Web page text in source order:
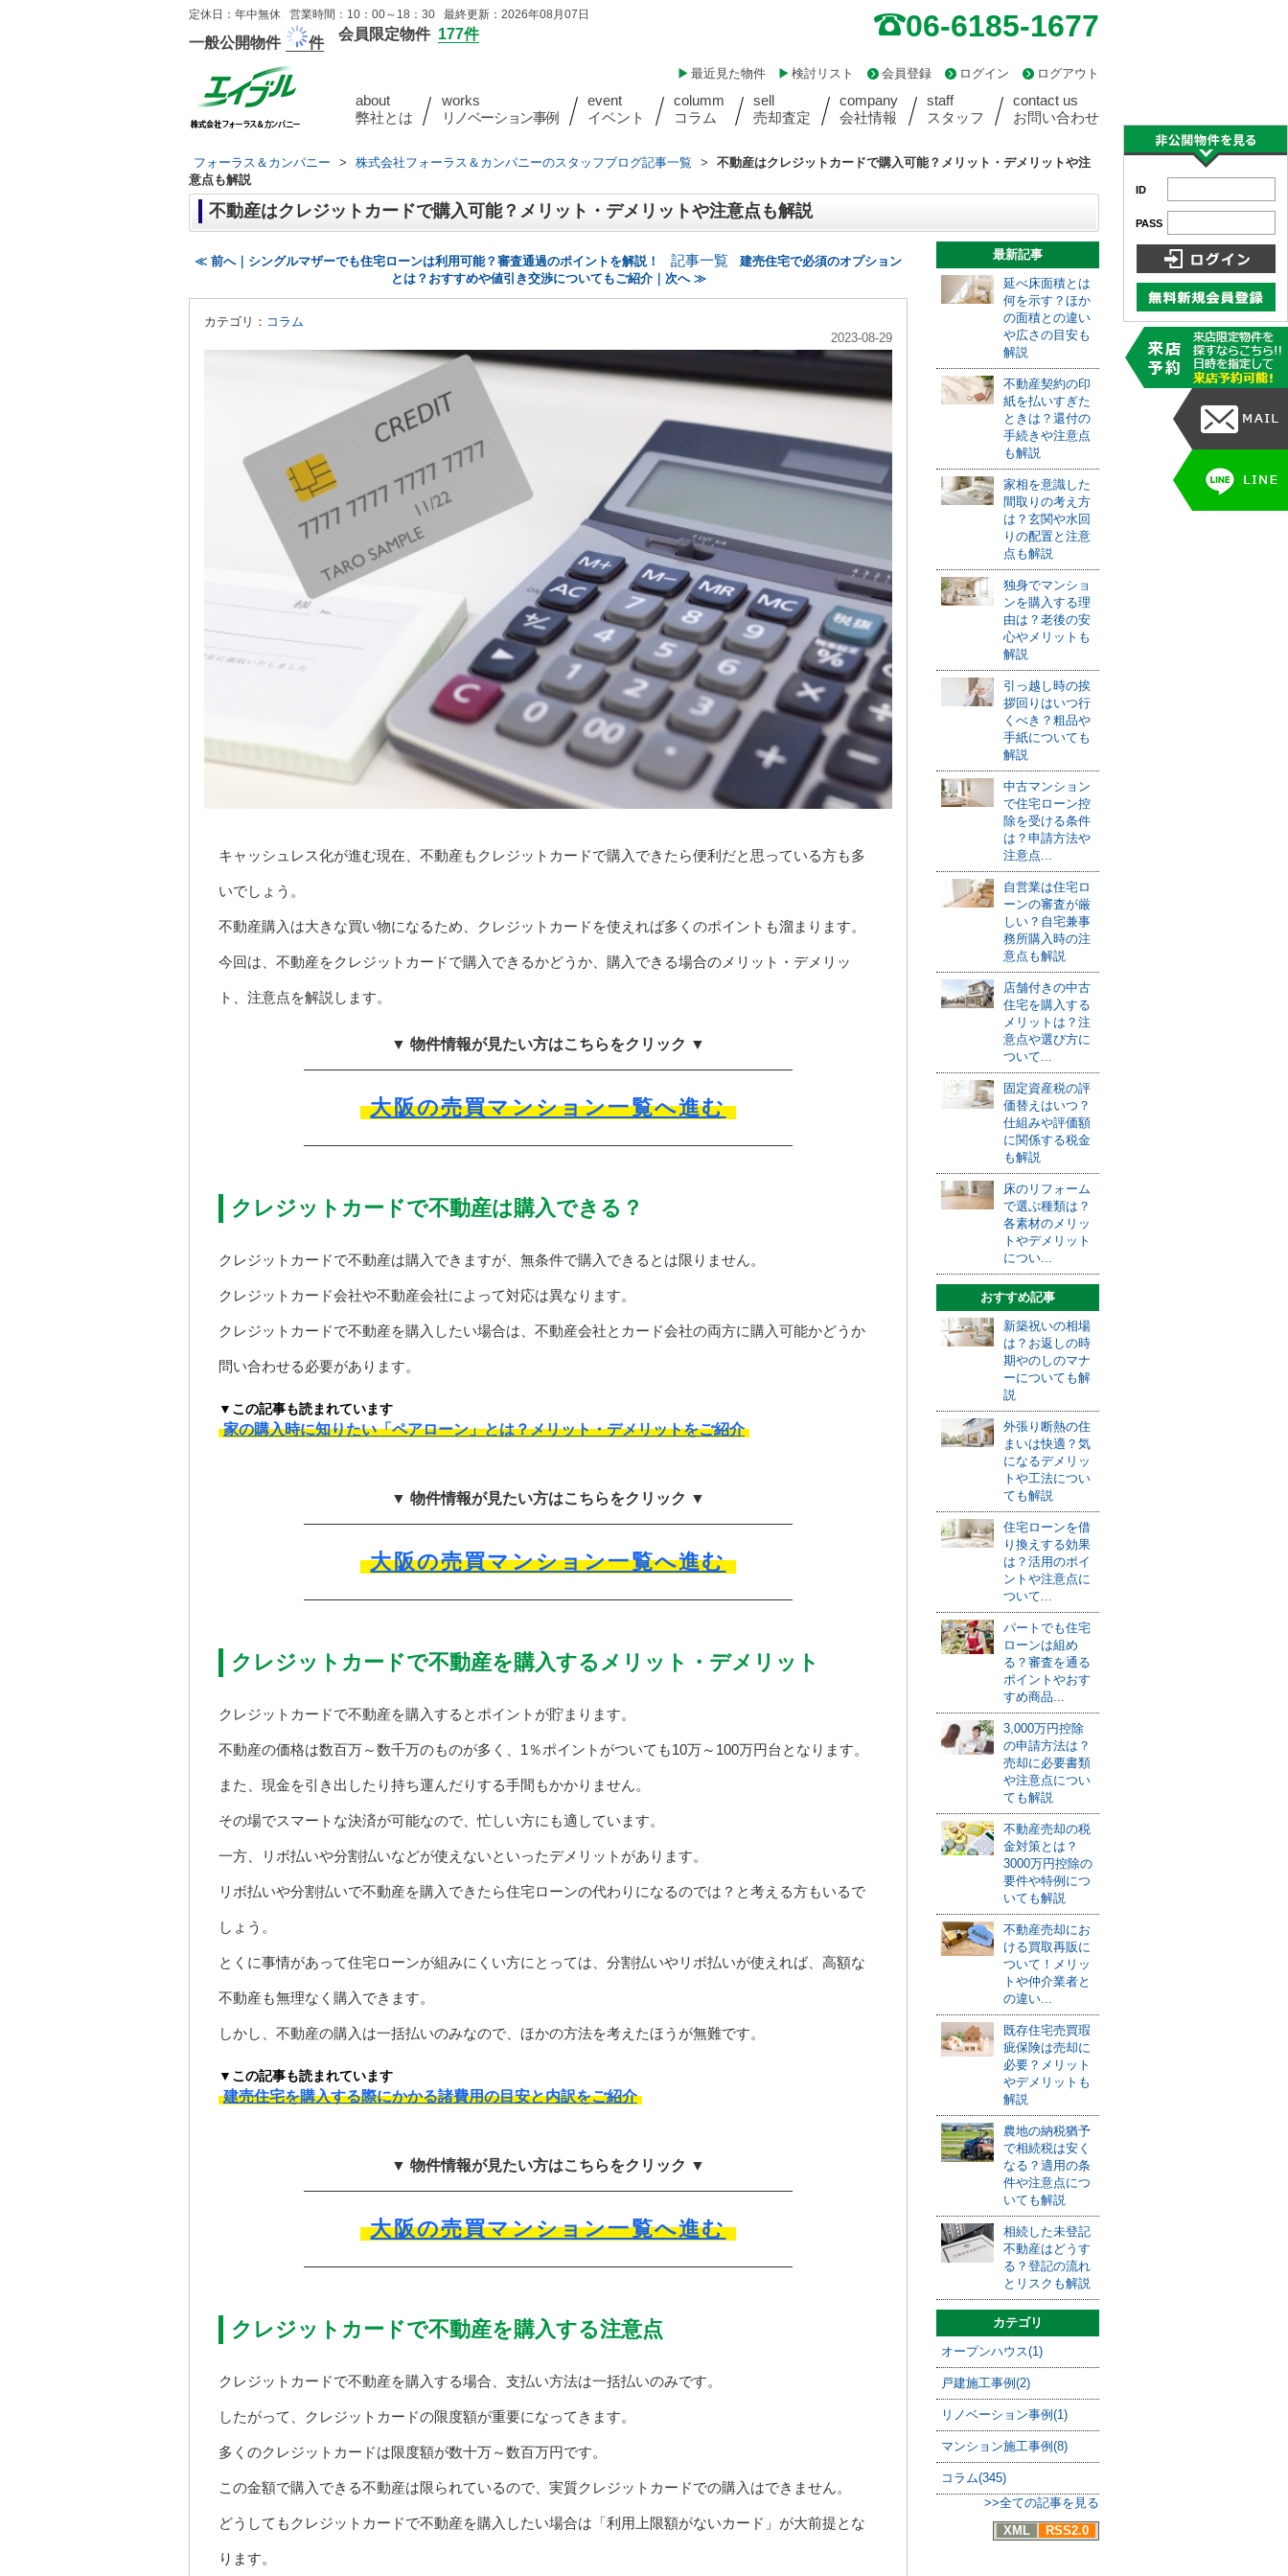
定休日：年中無休 営業時間：10：00～18：30 最終更新：2026年08月07日
一般公開物件 件
会員限定物件 177件 06-6185-1677
ログアウト
ログイン
会員登録
検討リスト
最近見た物件
about
弊社とは
works
リノベーション事例
event
イベント
columm
コラム
sell
売却査定
company
会社情報
staff
スタッフ
contact us
お問い合わせ
フォーラス＆カンパニー > 株式会社フォーラス＆カンパニーのスタッフブログ記事一覧 >
不動産はクレジットカードで購入可能？メリット・デメリットや注
意点も解説
不動産はクレジットカードで購入可能？メリット・デメリットや注意点も解説
≪ 前へ｜シングルマザーでも住宅ローンは利用可能？審査通過のポイントを解説！ 記事一覧
建売住宅で必須のオプション
とは？おすすめや値引き交渉についてもご紹介｜次へ ≫
カテゴリ： コラム
2023-08-29
キャッシュレス化が進む現在、不動産もクレジットカードで購入できたら便利だと思っている方も多
いでしょう。
不動産購入は大きな買い物になるため、クレジットカードを使えれば多くのポイントも溜まります。
今回は、不動産をクレジットカードで購入できるかどうか、購入できる場合のメリット・デメリッ
ト、注意点を解説します。
▼ 物件情報が見たい方はこちらをクリック ▼
大阪の売買マンション一覧へ進む
クレジットカードで不動産は購入できる？
クレジットカードで不動産は購入できますが、無条件で購入できるとは限りません。
クレジットカード会社や不動産会社によって対応は異なります。
クレジットカードで不動産を購入したい場合は、不動産会社とカード会社の両方に購入可能かどうか
問い合わせる必要があります。
▼この記事も読まれています
家の購入時に知りたい「ペアローン」とは？メリット・デメリットをご紹介
▼ 物件情報が見たい方はこちらをクリック ▼
大阪の売買マンション一覧へ進む
クレジットカードで不動産を購入するメリット・デメリット
クレジットカードで不動産を購入するとポイントが貯まります。
不動産の価格は数百万～数千万のものが多く、1％ポイントがついても10万～100万円台となります。
また、現金を引き出したり持ち運んだりする手間もかかりません。
その場でスマートな決済が可能なので、忙しい方にも適しています。
一方、リボ払いや分割払いなどが使えないといったデメリットがあります。
リボ払いや分割払いで不動産を購入できたら住宅ローンの代わりになるのでは？と考える方もいるで
しょう。
とくに事情があって住宅ローンが組みにくい方にとっては、分割払いやリボ払いが使えれば、高額な
不動産も無理なく購入できます。
しかし、不動産の購入は一括払いのみなので、ほかの方法を考えたほうが無難です。
▼この記事も読まれています
建売住宅を購入する際にかかる諸費用の目安と内訳をご紹介
▼ 物件情報が見たい方はこちらをクリック ▼
大阪の売買マンション一覧へ進む
クレジットカードで不動産を購入する注意点
クレジットカードで不動産を購入する場合、支払い方法は一括払いのみです。
したがって、クレジットカードの限度額が重要になってきます。
多くのクレジットカードは限度額が数十万～数百万円です。
この金額で購入できる不動産は限られているので、実質クレジットカードでの購入はできません。
どうしてもクレジットカードで不動産を購入したい場合は「利用上限額がないカード」が大前提とな
ります。
最新記事
延べ床面積とは
何を示す？ほか
の面積との違い
や広さの目安も
解説
不動産契約の印
紙を払いすぎた
ときは？還付の
手続きや注意点
も解説
家相を意識した
間取りの考え方
は？玄関や水回
りの配置と注意
点も解説
独身でマンショ
ンを購入する理
由は？老後の安
心やメリットも
解説
引っ越し時の挨
拶回りはいつ行
くべき？粗品や
手紙についても
解説
中古マンション
で住宅ローン控
除を受ける条件
は？申請方法や
注意点...
自営業は住宅ロ
ーンの審査が厳
しい？自宅兼事
務所購入時の注
意点も解説
店舗付きの中古
住宅を購入する
メリットは？注
意点や選び方に
ついて...
固定資産税の評
価替えはいつ？
仕組みや評価額
に関係する税金
も解説
床のリフォーム
で選ぶ種類は？
各素材のメリッ
トやデメリット
につい...
おすすめ記事
新築祝いの相場
は？お返しの時
期やのしのマナ
ーについても解
説
外張り断熱の住
まいは快適？気
になるデメリッ
トや工法につい
ても解説
住宅ローンを借
り換えする効果
は？活用のポイ
ントや注意点に
ついて...
パートでも住宅
ローンは組め
る？審査を通る
ポイントやおす
すめ商品...
3,000万円控除
の申請方法は？
売却に必要書類
や注意点につい
ても解説
不動産売却の税
金対策とは？
3000万円控除の
要件や特例につ
いても解説
不動産売却にお
ける買取再販に
ついて！メリッ
トや仲介業者と
の違い...
既存住宅売買瑕
疵保険は売却に
必要？メリット
やデメリットも
解説
農地の納税猶予
で相続税は安く
なる？適用の条
件や注意点につ
いても解説
相続した未登記
不動産はどうす
る？登記の流れ
とリスクも解説
カテゴリ
オープンハウス(1)
戸建施工事例(2)
リノベーション事例(1)
マンション施工事例(8)
コラム(345)
>>全ての記事を見る
XML
RSS2.0
ID
PASS